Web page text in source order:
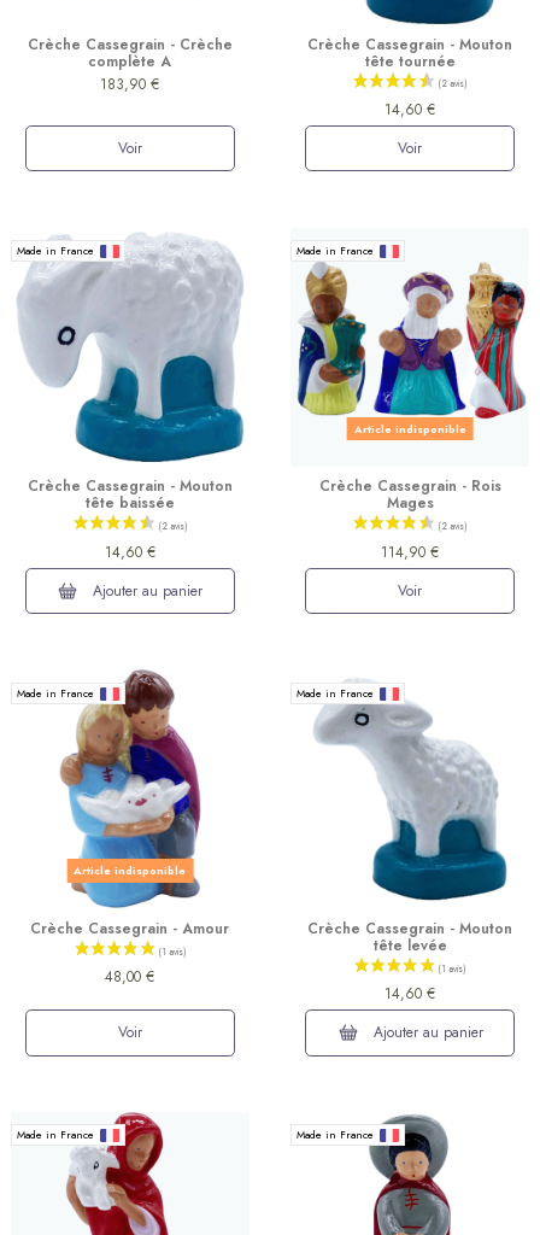
Crèche Cassegrain - Crèche
complète A
183,90 €
Voir
Crèche Cassegrain - Mouton
tête tournée
14,60 €
Voir
Made in France
Crèche Cassegrain - Mouton
tête baissée
14,60 €
Ajouter au panier
Made in France
Article indisponible
Crèche Cassegrain - Rois
Mages
114,90 €
Voir
Made in France
Article indisponible
Crèche Cassegrain - Amour
48,00 €
Voir
Made in France
Crèche Cassegrain - Mouton
tête levée
14,60 €
Ajouter au panier
Made in France Made in France